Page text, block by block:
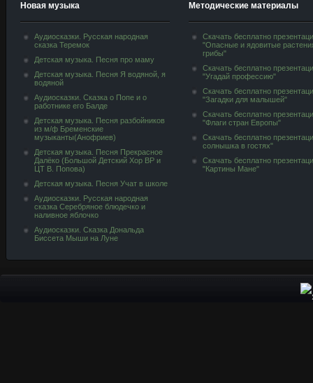
Новая музыка
Аудиосказки. Русская народная
сказка Теремок
Детская музыка. Песня про маму
Детская музыка. Песня Я водяной, я
водяной
Аудиосказки. Сказка о Попе и о
работнике его Балде
Детская музыка. Песня разбойников
из м/ф Бременские
музыканты(Анофриев)
Детская музыка. Песня Прекрасное
Далёко (Большой Детский Хор ВР и
ЦТ В. Попова)
Детская музыка. Песня Учат в школе
Аудиосказки. Русская народная
сказка Серебряное блюдечко и
наливное яблочко
Аудиосказки. Сказка Дональда
Биссета Мыши на Луне
Методические материалы
Скачать бесплатно
"Опасные и ядовитые
грибы"
Скачать бесплатно
"Угадай профессию"
Скачать бесплатно
"Загадки для малышей"
Скачать бесплатно
"Флаги стран Европы"
Скачать бесплатно
солнышка в гостях"
Скачать бесплатно
"Картины Мане"